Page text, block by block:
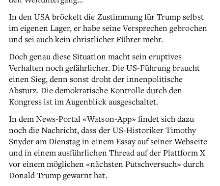
In den USA bröckelt die Zustimmung für Trump selbst
im eigenen Lager, er habe seine Versprechen gebrochen
und sei auch kein christlicher Führer mehr.
Doch genau diese Situation macht sein eruptives
Verhalten noch gefährlicher. Die US-Führung braucht
einen Sieg, denn sonst droht der innenpolitische
Absturz. Die demokratische Kontrolle durch den
Kongress ist im Augenblick ausgeschaltet.
In dem News-Portal «Watson-App» findet sich dazu
noch die Nachricht, dass der US-Historiker Timothy
Snyder am Dienstag in einem Essay auf seiner Webseite
und in einem ausführlichen Thread auf der Plattform X
vor einem möglichen «nächsten Putschversuch» durch
Donald Trump gewarnt hat.